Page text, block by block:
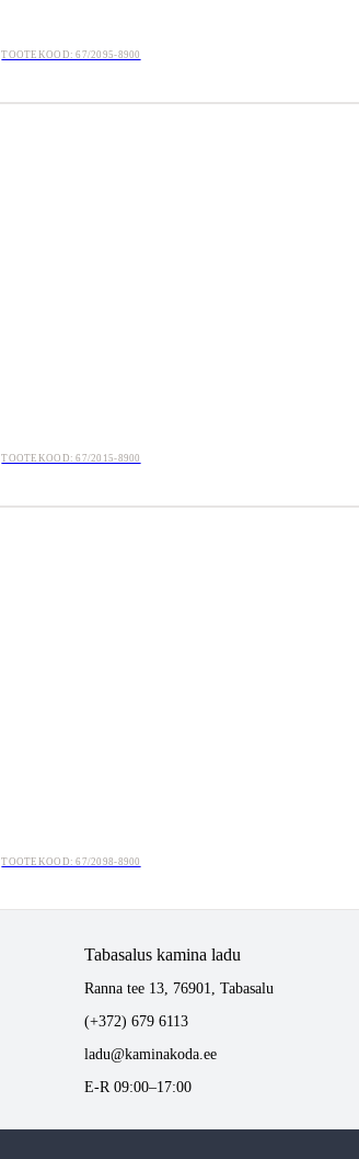
TOOTEKOOD: 67/2095-8900
TOOTEKOOD: 67/2015-8900
TOOTEKOOD: 67/2098-8900
Tabasalus kamina ladu
Ranna tee 13, 76901, Tabasalu
(+372) 679 6113
ladu@kaminakoda.ee
E-R 09:00–17:00